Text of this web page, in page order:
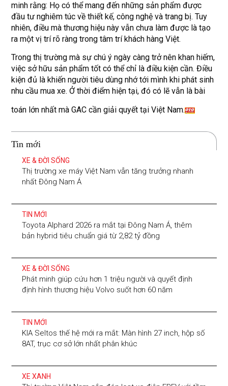
minh rằng: Họ có thể mang đến những sản phẩm được
đầu tư nghiêm túc về thiết kế, công nghệ và trang bị. Tuy
nhiên, điều mà thương hiệu này vẫn chưa làm được là tạo
ra một vị trí rõ ràng trong tâm trí khách hàng Việt.
Trong thị trường mà sự chú ý ngày càng trở nên khan hiếm,
việc sở hữu sản phẩm tốt có thể chỉ là điều kiện cần. Điều
kiện đủ là khiến người tiêu dùng nhớ tới mình khi phát sinh
nhu cầu mua xe. Ở thời điểm hiện tại, đó có lẽ vẫn là bài
toán lớn nhất mà GAC cần giải quyết tại Việt Nam.
Tin mới
XE & ĐỜI SỐNG
Thị trường xe máy Việt Nam vẫn tăng trưởng nhanh
nhất Đông Nam Á
TIN MỚI
Toyota Alphard 2026 ra mắt tại Đông Nam Á, thêm
bản hybrid tiêu chuẩn giá từ 2,82 tỷ đồng
XE & ĐỜI SỐNG
Phát minh giúp cứu hơn 1 triệu người và quyết định
định hình thương hiệu Volvo suốt hơn 60 năm
TIN MỚI
KIA Seltos thế hệ mới ra mắt: Màn hình 27 inch, hộp số
8AT, trục cơ sở lớn nhất phân khúc
XE XANH